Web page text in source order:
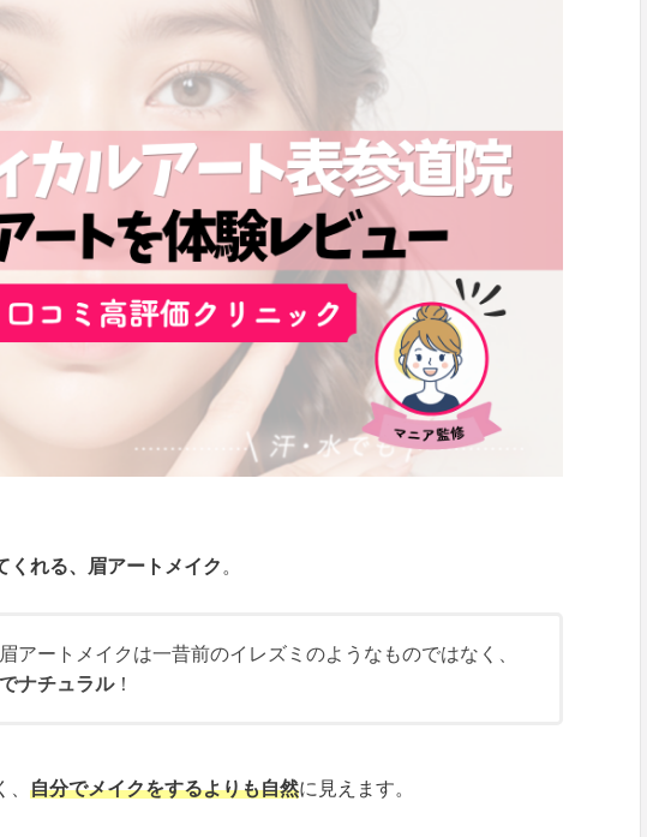
くれる、眉アートメイク 。
アートメイクは一昔前のイレズミのようなものではなく、
ナチュラル！
自分でメイクをするよりも自然に見えます。